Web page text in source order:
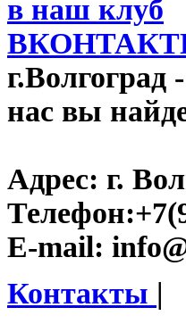
в наш клуб
г.Волгоград
нас вы
Адрес: г.
Телефон:
E-mail:
Контакты |